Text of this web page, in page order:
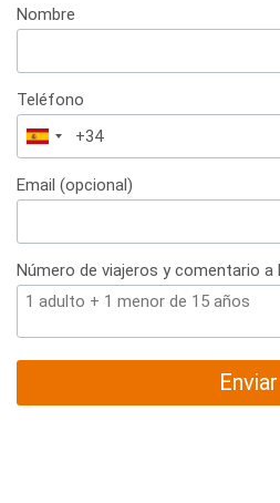
Nombre
Teléfono
España
+34
Email (opcional)
Número de viajeros y comentario
Enviar